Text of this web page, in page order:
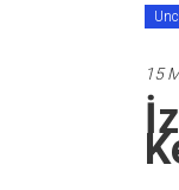
15